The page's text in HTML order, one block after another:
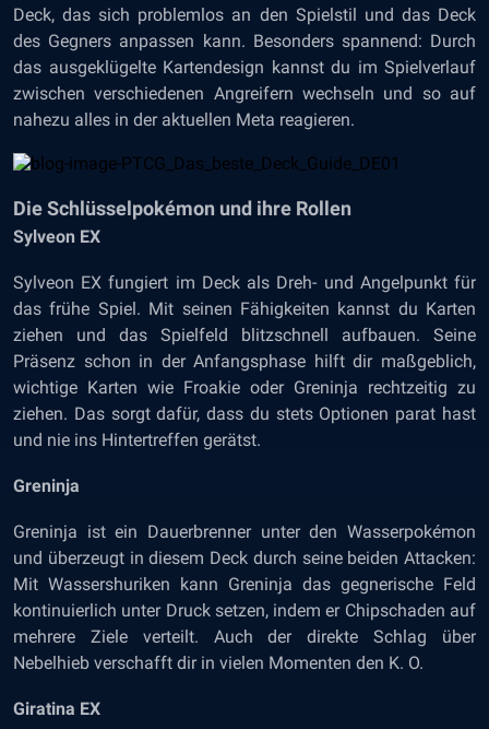
Deck, das sich problemlos an den Spielstil und das Deck
des Gegners anpassen kann. Besonders spannend: Durch
das ausgeklügelte Kartendesign kannst du im Spielverlauf
zwischen verschiedenen Angreifern wechseln und so auf
nahezu alles in der aktuellen Meta reagieren.
Die Schlüsselpokémon und ihre Rollen
Sylveon EX
Sylveon EX fungiert im Deck als Dreh- und Angelpunkt für
das frühe Spiel. Mit seinen Fähigkeiten kannst du Karten
ziehen und das Spielfeld blitzschnell aufbauen. Seine
Präsenz schon in der Anfangsphase hilft dir maßgeblich,
wichtige Karten wie Froakie oder Greninja rechtzeitig zu
ziehen. Das sorgt dafür, dass du stets Optionen parat hast
und nie ins Hintertreffen gerätst.
Greninja
Greninja ist ein Dauerbrenner unter den Wasserpokémon
und überzeugt in diesem Deck durch seine beiden Attacken:
Mit Wassershuriken kann Greninja das gegnerische Feld
kontinuierlich unter Druck setzen, indem er Chipschaden auf
mehrere Ziele verteilt. Auch der direkte Schlag über
Nebelhieb verschafft dir in vielen Momenten den K. O.
Giratina EX